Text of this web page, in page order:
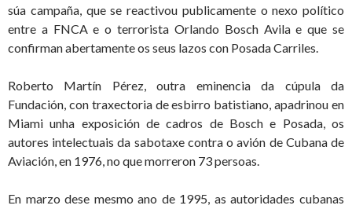
súa campaña, que se reactivou publicamente o nexo político
entre a FNCA e o terrorista Orlando Bosch Avila e que se
confirman abertamente os seus lazos con Posada Carriles.
Roberto Martín Pérez, outra eminencia da cúpula da
Fundación, con traxectoria de esbirro batistiano, apadrinou en
Miami unha exposición de cadros de Bosch e Posada, os
autores intelectuais da sabotaxe contra o avión de Cubana de
Aviación, en 1976, no que morreron 73 persoas.
En marzo dese mesmo ano de 1995, as autoridades cubanas